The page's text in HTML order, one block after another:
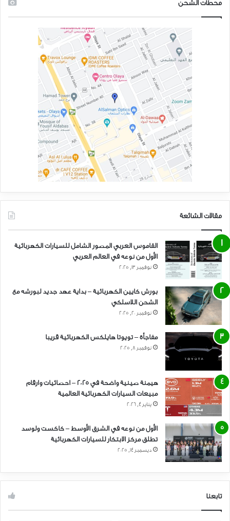
محطات الشحن
مقالات الشائعة
القاموس العربي المصور الشامل للسيارات الكهربائية
الأول من نوعه في العالم العربي
نوفمبر 13, 2025
بورش كايين الكهربائية – بداية عهد جديد لبورشه مع
الشحن اللاسلكي
نوفمبر 20, 2025
مفاجأة – تويوتا هايلكس الكهربائية قريبا
نوفمبر 8, 2025
هيمنة صينية واضحة في 2025 – احصائيات وارقام
مبيعات السيارات الكهربائية العالمية
يناير 4, 2026
الأول من نوعه في الشرق الأوسط – كاكست ولوسد
تطلق مركز الابتكار للسيارات الكهربائية
ديسمبر 14, 2025
تابعنا